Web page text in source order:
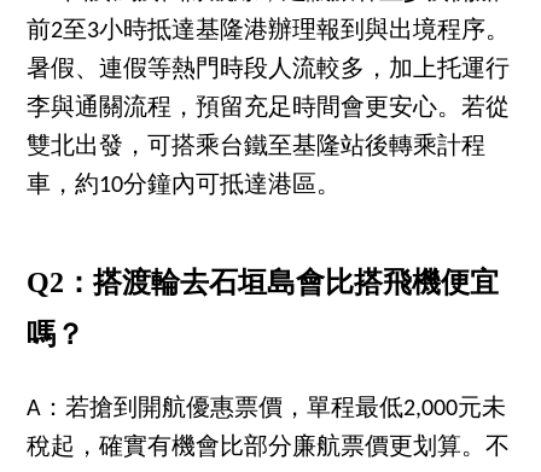
前2至3小時抵達基隆港辦理報到與出境程序。
暑假、連假等熱門時段人流較多，加上托運行
李與通關流程，預留充足時間會更安心。若從
雙北出發，可搭乘台鐵至基隆站後轉乘計程
車，約10分鐘內可抵達港區。
Q2：搭渡輪去石垣島會比搭飛機便宜
嗎？
A：若搶到開航優惠票價，單程最低2,000元未
稅起，確實有機會比部分廉航票價更划算。不